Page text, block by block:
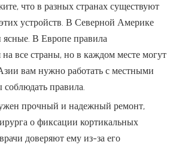
что в разных странах существуют
устройств. В Северной Америке
ясные. В Европе правила
на все страны, но в каждом месте могут
вам нужно работать с местными
соблюдать правила.
прочный и надежный ремонт,
о фиксации кортикальных
доверяют ему из-за его